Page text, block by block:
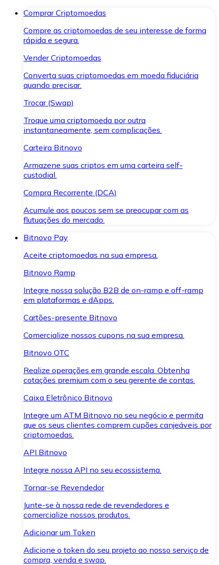
Comprar Criptomoedas
Compre as criptomoedas de seu interesse de forma
rápida e segura.
Vender Criptomoedas
Converta suas criptomoedas em moeda fiduciária
quando precisar.
Trocar (Swap)
Troque uma criptomoeda por outra
instantaneamente, sem complicações.
Carteira Bitnovo
Armazene suas criptos em uma carteira self-
custodial.
Compra Recorrente (DCA)
Acumule aos poucos sem se preocupar com as
flutuações do mercado.
Bitnovo Pay
Aceite criptomoedas na sua empresa.
Bitnovo Ramp
Integre nossa solução B2B de on-ramp e off-ramp
em plataformas e dApps.
Cartões-presente Bitnovo
Comercialize nossos cupons na sua empresa.
Bitnovo OTC
Realize operações em grande escala. Obtenha
cotações premium com o seu gerente de contas.
Caixa Eletrônico Bitnovo
Integre um ATM Bitnovo no seu negócio e permita
que os seus clientes comprem cupões canjeáveis por
criptomoedas.
API Bitnovo
Integre nossa API no seu ecossistema.
Tornar-se Revendedor
Junte-se à nossa rede de revendedores e
comercialize nossos produtos.
Adicionar um Token
Adicione o token do seu projeto ao nosso serviço de
compra, venda e swap.